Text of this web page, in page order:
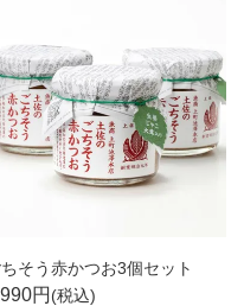
ちそう赤かつお3個セット
税込